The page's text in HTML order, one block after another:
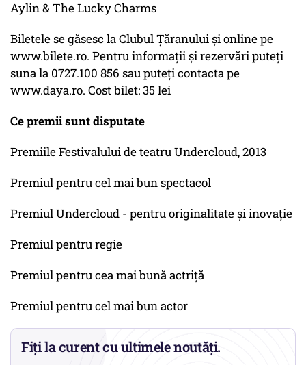
Aylin & The Lucky Charms
Biletele se găsesc la Clubul Ţăranului şi online pe
www.bilete.ro. Pentru informaţii şi rezervări puteţi
suna la 0727.100 856 sau puteţi contacta pe
www.daya.ro. Cost bilet: 35 lei
Ce premii sunt disputate
Premiile Festivalului de teatru Undercloud, 2013
Premiul pentru cel mai bun spectacol
Premiul Undercloud - pentru originalitate şi inovaţie
Premiul pentru regie
Premiul pentru cea mai bună actriţă
Premiul pentru cel mai bun actor
Fiți la curent cu ultimele noutăți.